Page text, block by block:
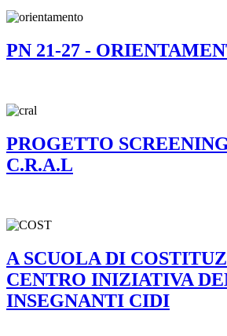
PN 21-27 -
PROGETTO
C.R.A.L
A SCUOLA DI
CENTRO INIZIATIVA
INSEGNANTI CIDI